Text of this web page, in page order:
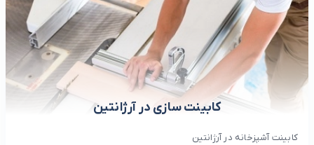
کابینت سازی در آرژانتین
کابینت آشپزخانه در آرژانتین